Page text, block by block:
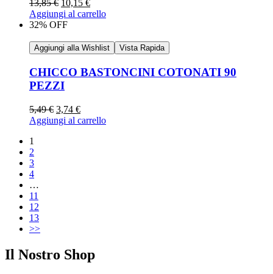
13,85€ 10,15 €
Aggiungi al carrello
32% OFF
Aggiungi alla Wishlist Vista Rapida
CHICCO BASTONCINI COTONATI 90
PEZZI
5,49€ 3,74 €
Aggiungi al carrello
1
2
3
4
…
11
12
13
>>
Il Nostro Shop